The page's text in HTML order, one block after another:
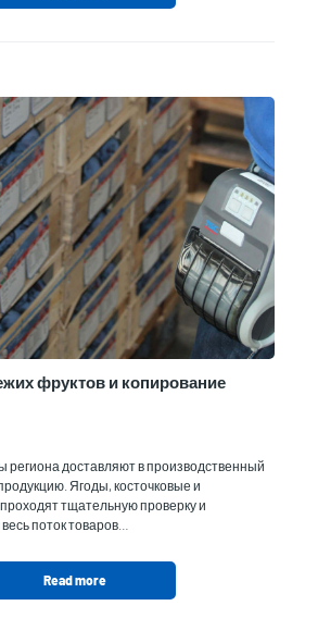
фруктов и копирование
региона доставляют в производственный
Ягоды, косточковые и
тщательную проверку и
поток товаров…
Read more